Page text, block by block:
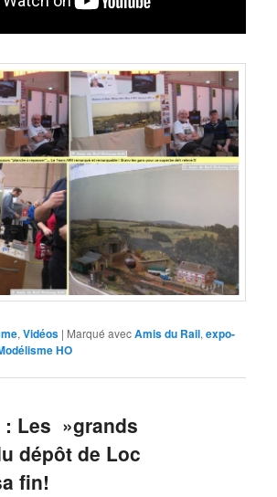
,Vidéos | Marqué avecAmis du Rail,expo-
HO
: Les »grands
dépôt de Loc
fin!